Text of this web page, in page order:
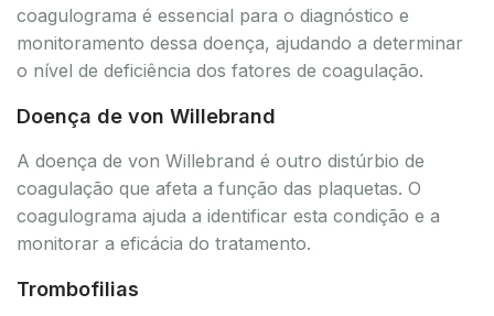
coagulograma é essencial para o diagnóstico e
monitoramento dessa doença, ajudando a determinar
o nível de deficiência dos fatores de coagulação.
Doença de von Willebrand
A doença de von Willebrand é outro distúrbio de
coagulação que afeta a função das plaquetas. O
coagulograma ajuda a identificar esta condição e a
monitorar a eficácia do tratamento.
Trombofilias